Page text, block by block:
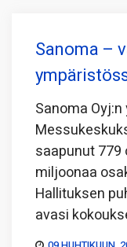
Sanoma –
Sanoma
saapunut 779
miljoonaa
Hallituksen
avasi